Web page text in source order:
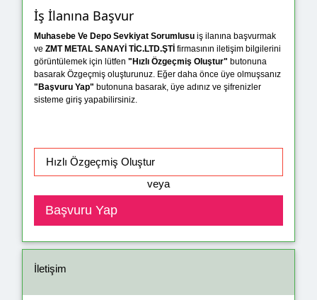
İş İlanına Başvur
Muhasebe Ve Depo Sevkiyat Sorumlusu iş ilanına başvurmak
ve ZMT METAL SANAYİ TİC.LTD.ŞTİ firmasının iletişim bilgilerini
görüntülemek için lütfen "Hızlı Özgeçmiş Oluştur" butonuna
basarak Özgeçmiş oluşturunuz. Eğer daha önce üye olmuşsanız
"Başvuru Yap" butonuna basarak, üye adınız ve şifrenizler
sisteme giriş yapabilirsiniz.
veya
İletişim